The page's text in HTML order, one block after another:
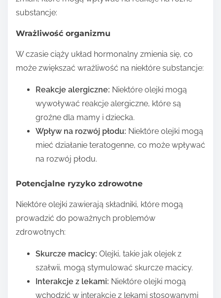
substancje:
Wrażliwość organizmu
W czasie ciąży układ hormonalny zmienia się, co
może zwiększać wrażliwość na niektóre substancje:
Reakcje alergiczne: Niektóre olejki mogą
wywoływać reakcje alergiczne, które są
groźne dla mamy i dziecka.
Wpływ na rozwój płodu: Niektóre olejki mogą
mieć działanie teratogenne, co może wpływać
na rozwój płodu.
Potencjalne ryzyko zdrowotne
Niektóre olejki zawierają składniki, które mogą
prowadzić do poważnych problemów
zdrowotnych:
Skurcze macicy: Olejki, takie jak olejek z
szałwii, mogą stymulować skurcze macicy.
Interakcje z lekami: Niektóre olejki mogą
wchodzić w interakcje z lekami stosowanymi